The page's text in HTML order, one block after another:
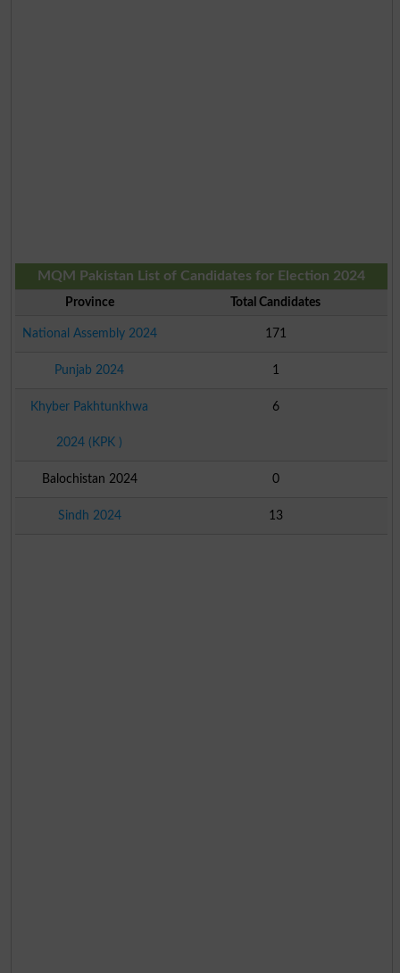
MQM Pakistan List of Candidates for Election 2024
Province Total Candidates
National Assembly 2024 171
Punjab 2024 1
Khyber Pakhtunkhwa
2024 (KPK )
6
Balochistan 2024 0
Sindh 2024 13